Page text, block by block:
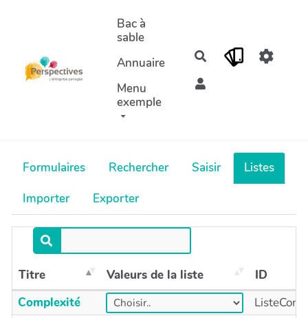
Aller au contenu principal
Bac à
sable
Annuaire
Menu
exemple
Rechercher
Formulaires Rechercher Saisir
Listes
Importer
Exporter
Titre Valeurs de la liste
ID
Complexité